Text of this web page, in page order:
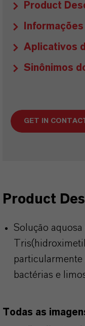
Product
Aplicativos
Sinônimos
GET IN
Product
Solução aquosa
particularmente
bactérias e
Todas as